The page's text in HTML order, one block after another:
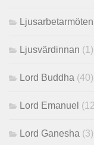
Ljusarbetarmöten
Ljusvärdinnan (1)
Lord Buddha (40)
Lord Emanuel
Lord Ganesha (3)